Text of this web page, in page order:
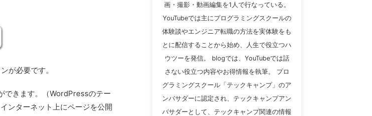
が必要です。
できます。（WordPressのテー
ンターネット上にページを公開
画・撮影・動画編集を1人で行なっている。
YouTubeでは主にプログラミングスクールの
体験談やエンジニア転職の方法を実体験をも
とに配信することから始め、人生で役立つハ
ウツーを発信。 blogでは、YouTubeでは話
さない役立つ内容やお得情報を執筆。 プロ
グラミングスクール「テックキャンプ」のア
ンバサダーに認定され、テックキャンプアン
バサダーとして、テックキャンプ関連の情報